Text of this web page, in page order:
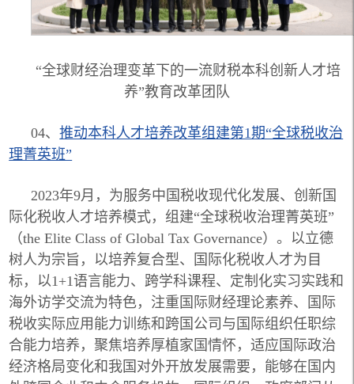
“全球财经治理变革下的一流财税本科创新人才培
养”教育改革团队
04、推动本科人才培养改革组建第1期“全球税收治
理菁英班”
2023年9月，为服务中国税收现代化发展、创新国
际化税收人才培养模式，组建“全球税收治理菁英班”
（the Elite Class of Global Tax Governance）。以立德
树人为宗旨，以培养复合型、国际化税收人才为目
标，以1+1语言能力、跨学科课程、定制化实习实践和
海外访学交流为特色，注重国际财经理论素养、国际
税收实际应用能力训练和跨国公司与国际组织任职综
合能力培养，聚焦培养厚植家国情怀，适应国际政治
经济格局变化和我国对外开放发展需要，能够在国内